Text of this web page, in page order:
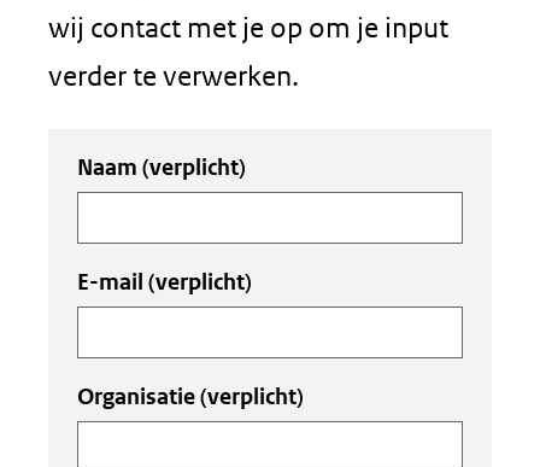
wij contact met je op om je input
verder te verwerken.
Uw
Naam (verplicht)
E-mail (verplicht)
Organisatie(verplicht)